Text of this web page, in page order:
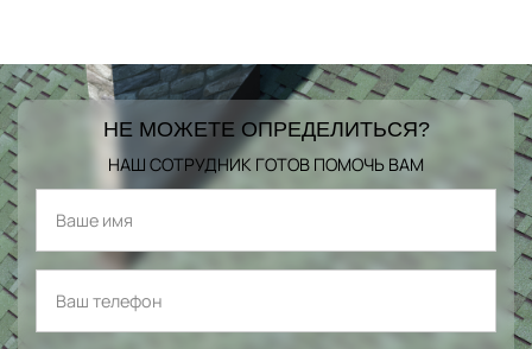
НЕ МОЖЕТЕ ОПРЕДЕЛИТЬСЯ?
НАШ СОТРУДНИК ГОТОВ ПОМОЧЬ ВАМ